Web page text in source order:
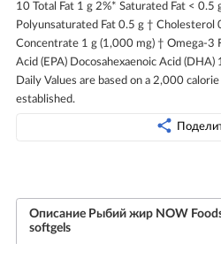
10 Total Fat 1 g 2%* Saturated Fat < 0.5
Polyunsaturated Fat 0.5 g † Cholesterol
Concentrate 1 g (1,000 mg) † Omega-3
Acid (EPA) Docosahexaenoic Acid
Daily Values are based on a 2,000
established.
Описание Рыбий жир NOW
softgels